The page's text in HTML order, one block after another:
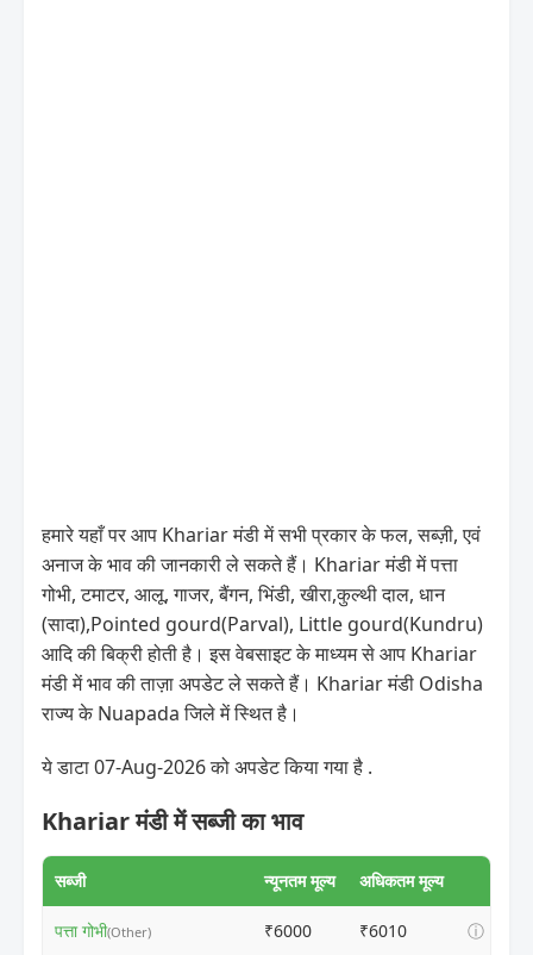
हमारे यहाँ पर आप Khariar मंडी में सभी प्रकार के फल, सब्ज़ी, एवं
अनाज के भाव की जानकारी ले सकते हैं। Khariar मंडी में पत्ता
गोभी, टमाटर, आलू, गाजर, बैंगन, भिंडी, खीरा,कुल्थी दाल, धान
(सादा),Pointed gourd(Parval), Little gourd(Kundru)
आदि की बिक्री होती है। इस वेबसाइट के माध्यम से आप Khariar
मंडी में भाव की ताज़ा अपडेट ले सकते हैं। Khariar मंडी Odisha
राज्य के Nuapada जिले में स्थित है।
ये डाटा 07-Aug-2026 को अपडेट किया गया है .
Khariar मंडी में सब्जी का भाव
सब्जी न्यूनतम मूल्य अधिकतम मूल्य
पत्ता गोभी(Other) ₹6000 ₹6010 ⓘ